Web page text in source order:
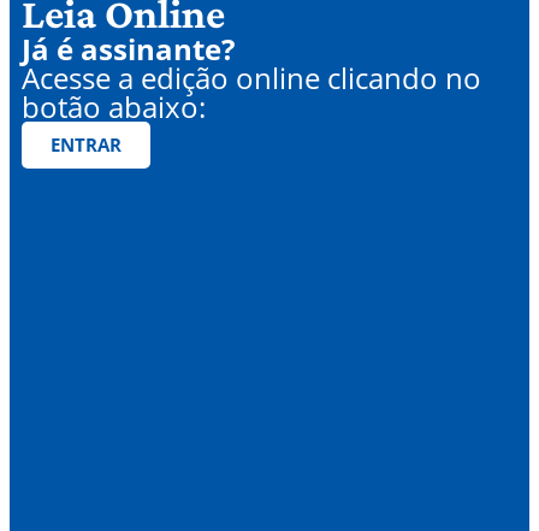
Leia Online
Já é assinante?
Acesse a edição online clicando no
botão abaixo:
ENTRAR